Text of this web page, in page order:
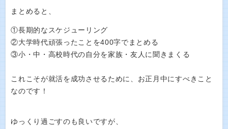
まとめると、
①長期的なスケジューリング
②大学時代頑張ったことを400字でまとめる
③小・中・高校時代の自分を家族・友人に聞きまくる
これこそが就活を成功させるために、お正月中にすべきこと
なのです！
ゆっくり過ごすのも良いですが、